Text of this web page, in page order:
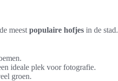
meest populaire hofjes in de stad.
ideale plek voor fotografie.
groen.